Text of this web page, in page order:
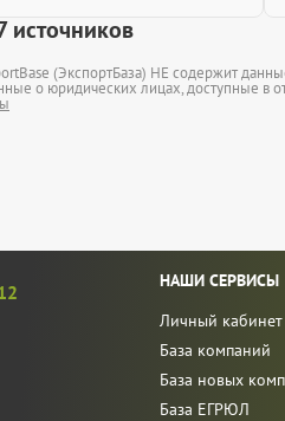
источников
(ЭкспортБаза) НЕ содержит
о юридических лицах, доступные в
НАШИ СЕРВИСЫ
Личный кабинет
База компаний
База новых
База ЕГРЮЛ